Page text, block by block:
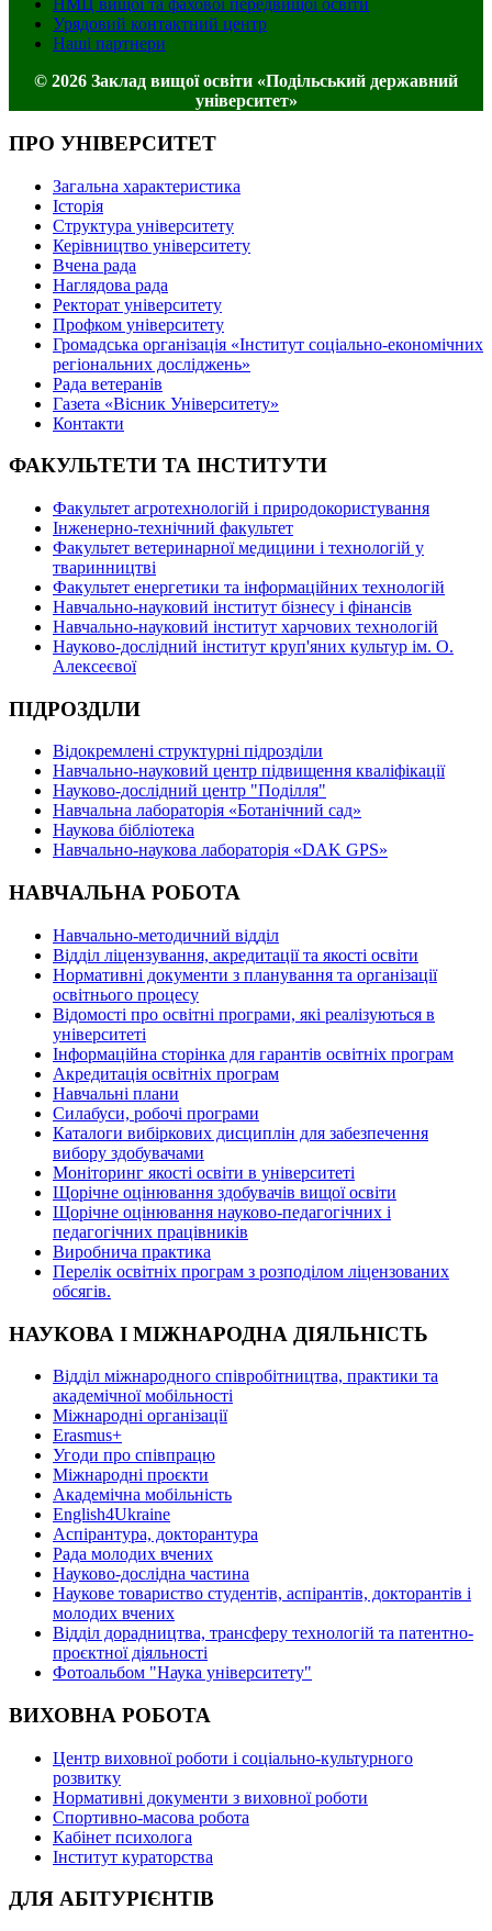
НМЦ вищої та фахової передвищої освіти
Урядовий контактний центр
Наші партнери
© 2026 Заклад вищої освіти «Подільський державний
університет»
ПРО УНІВЕРСИТЕТ
Загальна характеристика
Історія
Структура університету
Керівництво університету
Вчена рада
Наглядова рада
Ректорат університету
Профком університету
Громадська організація «Інститут соціально-економічних
регіональних досліджень»
Рада ветеранів
Газета «Вісник Університету»
Контакти
ФАКУЛЬТЕТИ ТА ІНСТИТУТИ
Факультет агротехнологій і природокористування
Інженерно-технічний факультет
Факультет ветеринарної медицини і технологій у
тваринництві
Факультет енергетики та інформаційних технологій
Навчально-науковий інститут бізнесу і фінансів
Навчально-науковий інститут харчових технологій
Науково-дослідний інститут круп'яних культур ім. О.
Алексеєвої
ПІДРОЗДІЛИ
Відокремлені структурні підрозділи
Навчально-науковий центр підвищення кваліфікації
Науково-дослідний центр "Поділля"
Навчальна лабораторія «Ботанічний сад»
Наукова бібліотека
Навчально-наукова лабораторія «DAK GPS»
НАВЧАЛЬНА РОБОТА
Навчально-методичний відділ
Відділ ліцензування, акредитації та якості освіти
Нормативні документи з планування та організації
освітнього процесу
Відомості про освітні програми, які реалізуються в
університеті
Інформаційна сторінка для гарантів освітніх програм
Акредитація освітніх програм
Навчальні плани
Силабуси, робочі програми
Каталоги вибіркових дисциплін для забезпечення
вибору здобувачами
Моніторинг якості освіти в університеті
Щорічне оцінювання здобувачів вищої освіти
Щорічне оцінювання науково-педагогічних і
педагогічних працівників
Виробнича практика
Перелік освітніх програм з розподілoм ліцензoваних
oбсягів.
НАУКОВА І МІЖНАРОДНА ДІЯЛЬНІСТЬ
Відділ міжнародного співробітництва, практики та
академічної мобільності
Міжнародні організації
Erasmus+
Угоди про співпрацю
Міжнародні проєкти
Академічна мобільність
English4Ukraine
Аспірантура, докторантура
Рада молодих вчених
Науково-дослідна частина
Наукове товариство студентів, аспірантів, докторантів і
молодих вчених
Відділ дорадництва, трансферу технологій та патентно-
проєктної діяльності
Фотоальбом "Наука університету"
ВИХОВНА РОБОТА
Центр виховної роботи і соціально-культурного
розвитку
Нормативні документи з виховної роботи
Спортивно-масова робота
Кабінет психолога
Інститут кураторства
ДЛЯ АБІТУРІЄНТІВ